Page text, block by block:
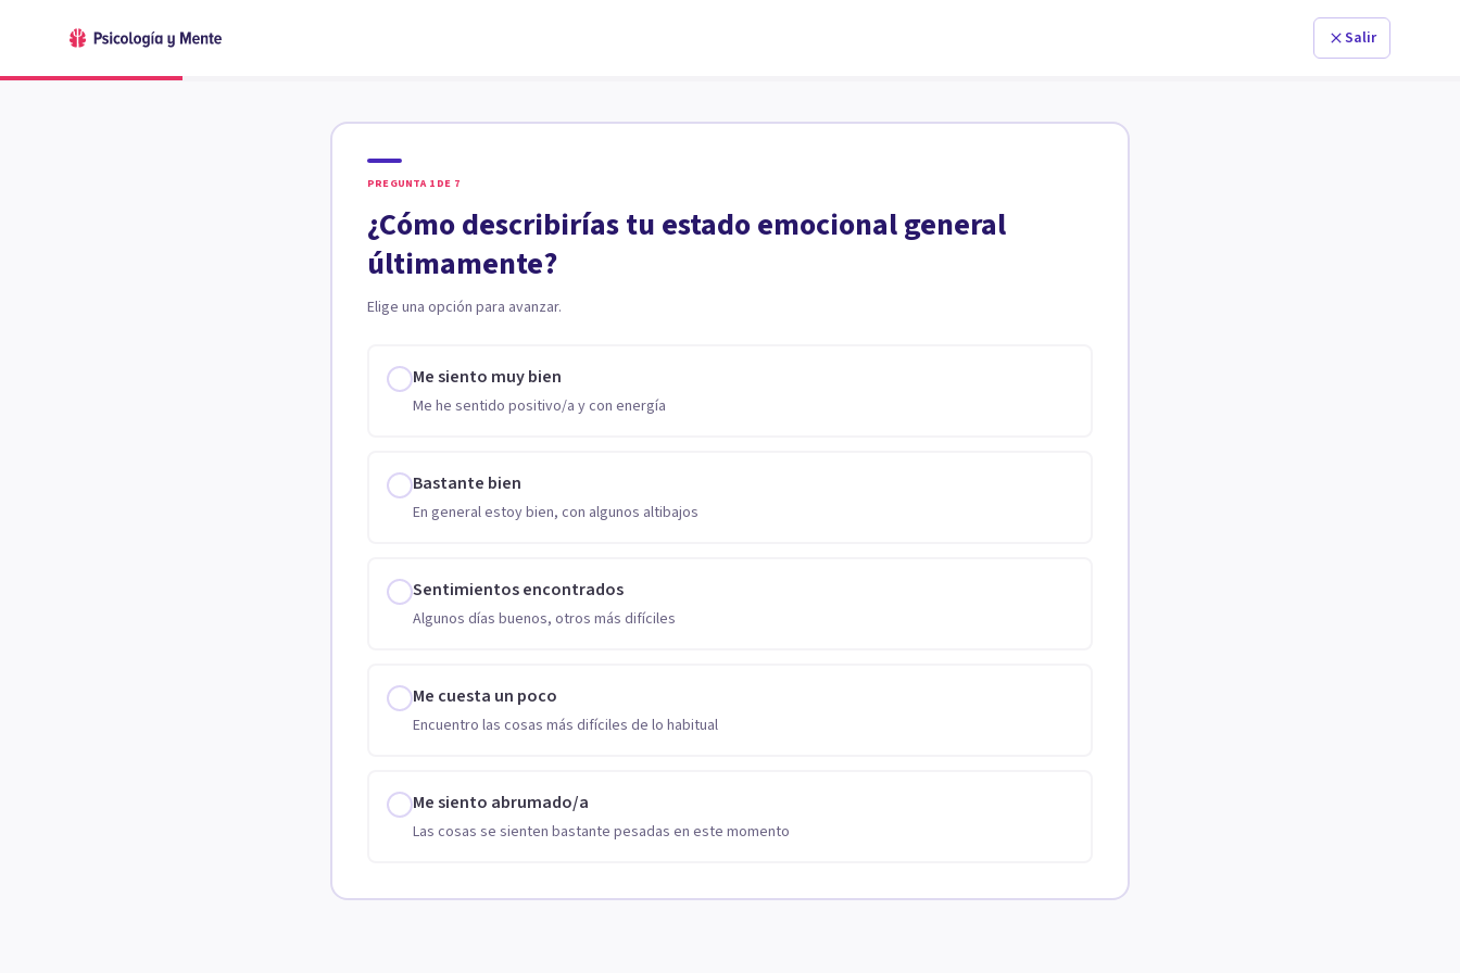
Salir
PREGUNTA 1 DE 7
¿Cómo describirías tu estado emocional general
últimamente?
Elige una opción para avanzar.
Me siento muy bien
Me he sentido positivo/a y con energía
Bastante bien
En general estoy bien, con algunos altibajos
Sentimientos encontrados
Algunos días buenos, otros más difíciles
Me cuesta un poco
Encuentro las cosas más difíciles de lo habitual
Me siento abrumado/a
Las cosas se sienten bastante pesadas en este momento